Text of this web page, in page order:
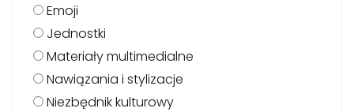
Emoji
Jednostki
Materiały multimedialne
Nawiązania i stylizacje
Niezbędnik kulturowy